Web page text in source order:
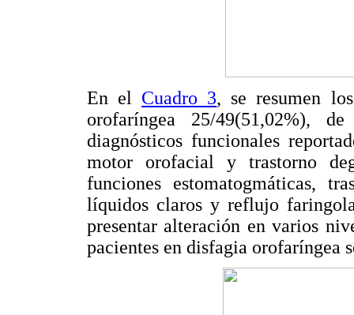
En el Cuadro 3, se resumen
orofaríngea 25/49(51,02%),
diagnósticos funcionales
motor orofacial y trastorno
funciones estomatogmáticas,
líquidos claros y reflujo
presentar alteración en varios
pacientes en disfagia orofaríngea